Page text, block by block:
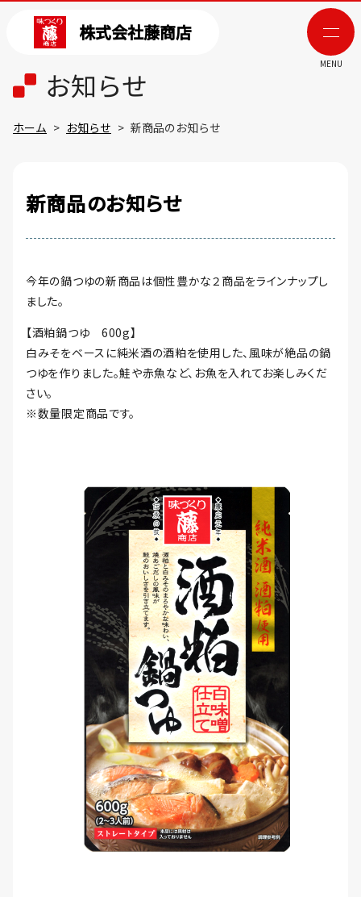
株式会社藤商店
MENU
お知らせ
ホーム お知らせ 新商品のお知らせ
新商品のお知らせ
今年の鍋つゆの新商品は個性豊かな２商品をラインナップし
ました。
【酒粕鍋つゆ 600g】
白みそをベースに純米酒の酒粕を使用した、風味が絶品の鍋
つゆを作りました。鮭や赤魚など、お魚を入れてお楽しみくだ
さい。
※数量限定商品です。